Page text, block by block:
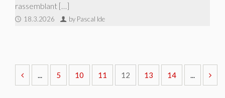
rassemblant […]
18.3.2026 by Pascal Ide
... 5 10 11 12 13 14 ...